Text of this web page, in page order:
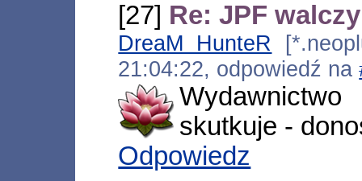
[27] Re: JPF
DreaM HunteR
21:04:22, odpowiedź na
skutkuje -
Odpowiedz